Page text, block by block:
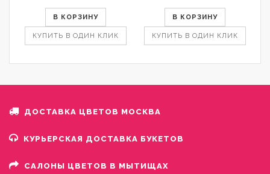
В КОРЗИНУ
КУПИТЬ В ОДИН КЛИК
В КОРЗИНУ
КУПИТЬ В ОДИН КЛИК
ДОСТАВКА ЦВЕТОВ МОСКВА
КУРЬЕРСКАЯ ДОСТАВКА БУКЕТОВ
САЛОНЫ ЦВЕТОВ В МЫТИЩАХ